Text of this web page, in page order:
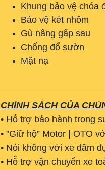
Khung bảo vệ
Bảo vệ két nhôm
Gù nâng
Chống đổ sườn
Mặt nạ
CHÍNH SÁCH CỦA
• Hỗ trợ bảo hành trong
• "Giữ hộ” Motor | OTO
• Nói không với xe đâm
• Hỗ trợ vận chuyển xe